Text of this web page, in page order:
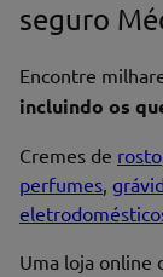
seguro
Encontre
incluindo os
Cremes de rosto
perfumes,
Uma loja online